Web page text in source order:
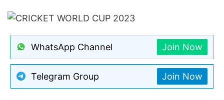
WhatsApp Channel Join Now
Telegram Group Join Now